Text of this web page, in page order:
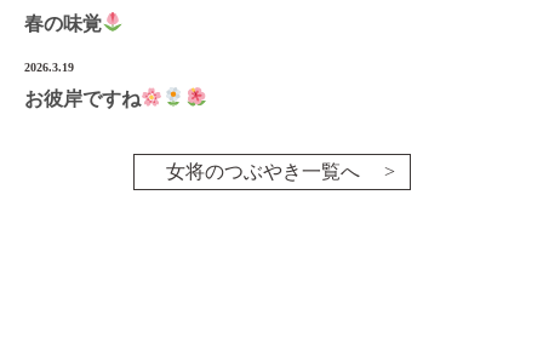
春の味覚
2026.3.19
お彼岸ですね
女将のつぶやき一覧へ